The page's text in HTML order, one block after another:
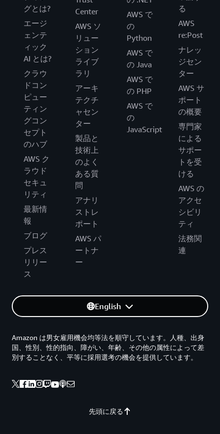
グとは?
エージ
ェンテ
ィック
AI とは?
クラウ
ドコン
ピュー
ティン
グコン
セプト
のハブ
AWS ク
ラウド
セキュ
リティ
最新情
報
ブログ
プレス
リリー
ス
Center
AWS ソ
リュー
ション
ライブ
ラリ
アーキ
テクチ
ャセン
ター
製品と
技術上
のよく
ある質
問
アナリ
ストレ
ポート
AWS パ
ートナ
ー
AWS で
の
Python
AWS で
の Java
AWS で
の PHP
AWS で
の
JavaScript
る
AWS
re:Post
ナレッ
ジセン
ター
AWS サ
ポート
の概要
専門家
による
サポー
トを受
ける
AWS の
アクセ
シビリ
ティ
法務関
連
English
先頭に戻る
Amazon は男女雇用機会均等法を順守しています。人種、出身
国、性別、性的指向、障がい、年齢、その他の属性によって差
別することなく、平等に採用選考の機会を提供しています。